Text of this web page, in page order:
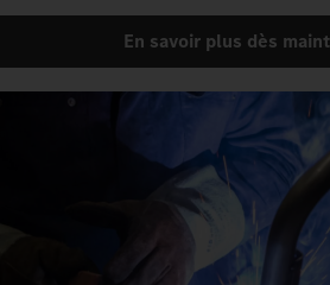
En savoir plus dès